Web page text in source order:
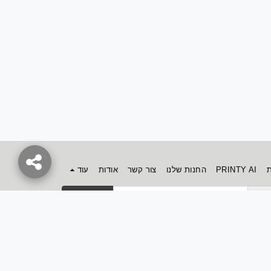
PRINTY AI החנות שלנו צור קשר אודות עוד